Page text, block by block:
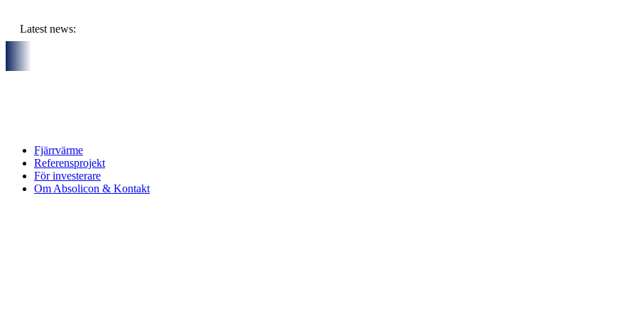
innehåll
Latest news:
Fjärrvärme
Referensprojekt
För investerare
Om Absolicon & Kontakt